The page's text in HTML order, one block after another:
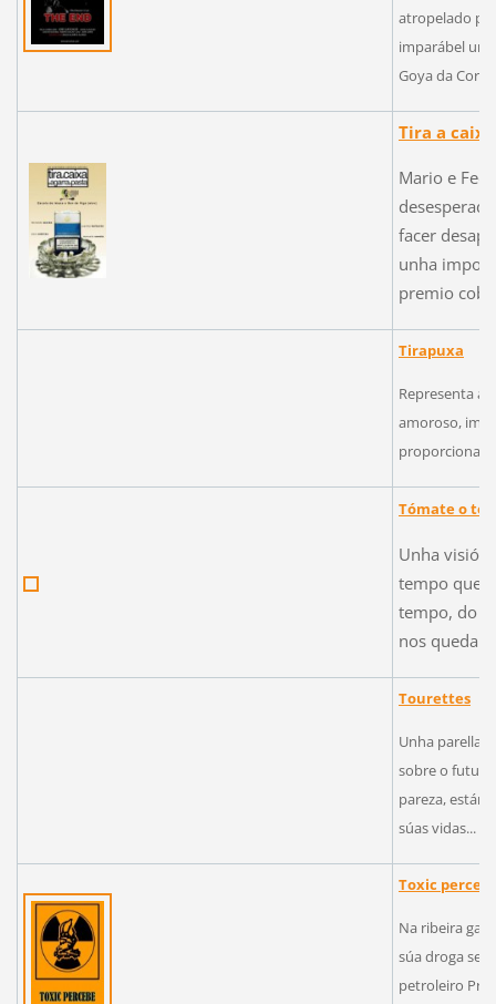
atropelado
imparábel
Goya da
Tira a
Mario e
facer
unha
premio
Tirapuxa
Representa a
amoroso,
proporcional
Tómate o
Unha visión
tempo que
tempo, do
nos queda
Tourettes
Unha parella
sobre o futuro
pareza, están
súas vidas...
Toxic
Na ribeira
súa droga se
petroleiro